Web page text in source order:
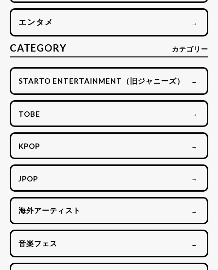
エンタメ →
CATEGORY カテゴリー
STARTO ENTERTAINMENT（旧ジャニーズ） →
TOBE →
KPOP →
JPOP →
海外アーティスト →
音楽フェス →